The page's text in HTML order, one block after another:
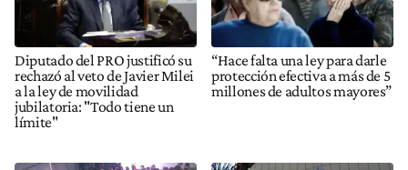
Diputado del PRO justificó su
rechazó al veto de Javier Milei
a la ley de movilidad
jubilatoria: "Todo tiene un
límite"
“Hace falta una ley para darle
protección efectiva a más de 5
millones de adultos mayores”